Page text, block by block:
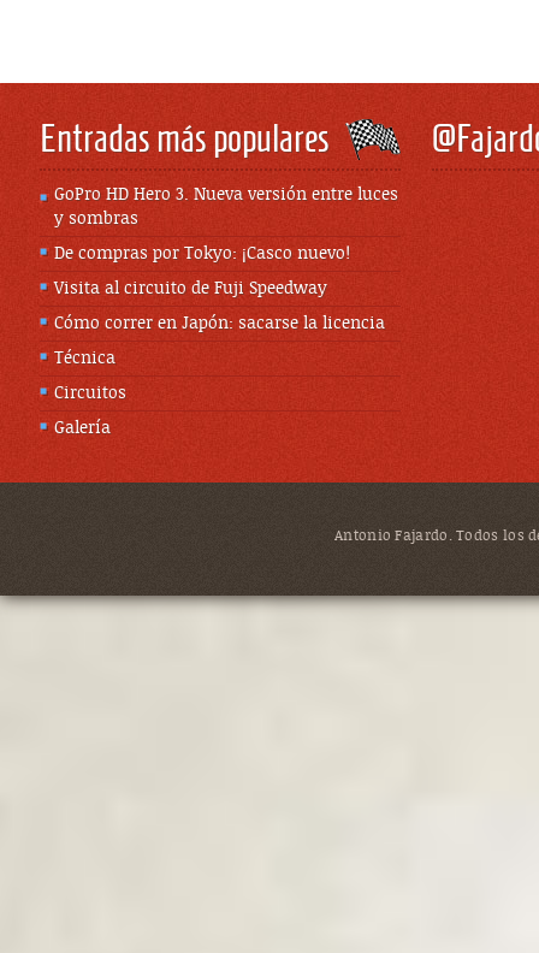
Entradas más populares
GoPro HD Hero 3. Nueva versión entre luces
y sombras
De compras por Tokyo: ¡Casco nuevo!
Visita al circuito de Fuji Speedway
Cómo correr en Japón: sacarse la licencia
Técnica
Circuitos
Galería
Antonio Fajardo. Todos los